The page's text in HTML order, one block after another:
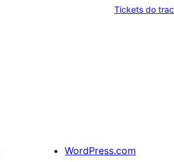
Tickets do trac
WordPress.com